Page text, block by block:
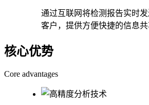
通过互联网将检测报告实时
客户，提供方便快捷的信息共
核心优势
Core advantages